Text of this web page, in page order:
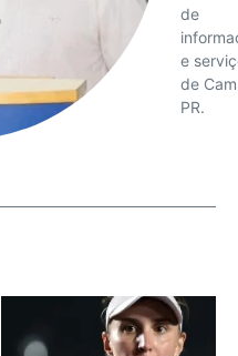
de
e
de
PR.